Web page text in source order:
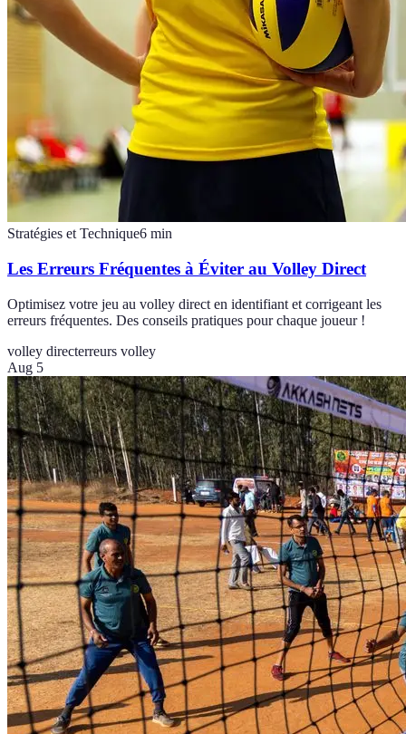
Stratégies et Technique6 min
Les Erreurs Fréquentes à Éviter au Volley Direct
Optimisez votre jeu au volley direct en identifiant et corrigeant les
erreurs fréquentes. Des conseils pratiques pour chaque joueur !
volley directerreurs volley
Aug 5